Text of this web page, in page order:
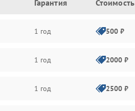
Гарантия Стоимость
1 год 500 ₽
1 год 2000 ₽
1 год 2500 ₽